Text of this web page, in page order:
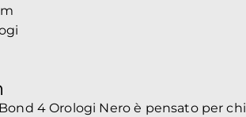
4 Orologi Nero è pensato per chi